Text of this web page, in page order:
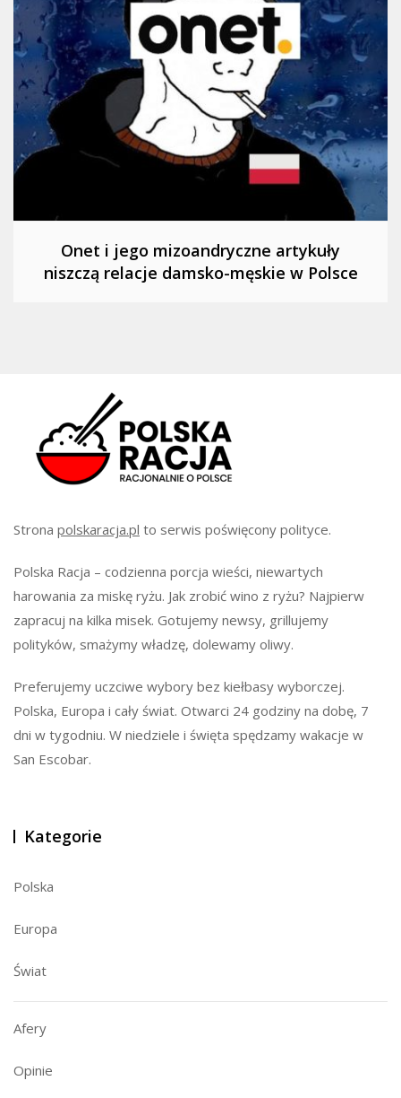
Onet i jego mizoandryczne artykuły
niszczą relacje damsko-męskie w Polsce
Strona polskaracja.pl to serwis poświęcony polityce.
Polska Racja – codzienna porcja wieści, niewartych
harowania za miskę ryżu. Jak zrobić wino z ryżu? Najpierw
zapracuj na kilka misek. Gotujemy newsy, grillujemy
polityków, smażymy władzę, dolewamy oliwy.
Preferujemy uczciwe wybory bez kiełbasy wyborczej.
Polska, Europa i cały świat. Otwarci 24 godziny na dobę, 7
dni w tygodniu. W niedziele i święta spędzamy wakacje w
San Escobar.
Kategorie
Polska
Europa
Świat
Afery
Opinie